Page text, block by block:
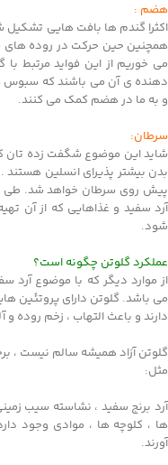
هضم :
اکثرا گندم ها بافت هایی تشکیل
همچنین حین حرکت در روده های
می خوریم از این فواید مرتبط
دهنده ی آن می باشند که سبوس
و به ما در هضم کمک می کنند.
سرطان:
شاید این موضوع شگفت زده تان
بدن بیشتر پذیرای انسلین
پیش روی سرطان خواهد شد. طی
آرد سفید و غذاهایی که از آن
شود.
عملکرد گلوتن چگونه‌ است؟
از موارد دیگر که با موضوع آرد
می باشد. گلوتن دارای پروتئین
دارند و باعث التهاب ، زخم روده و
گلوتن آزاد همیشه سالم نیست ،
مثل:
آرد برنج سفید ، نشاسته سیب
ها ، کلوچه ها ، موادی وجود
آورند.